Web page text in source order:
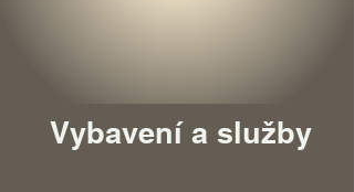
Vybavení a služby